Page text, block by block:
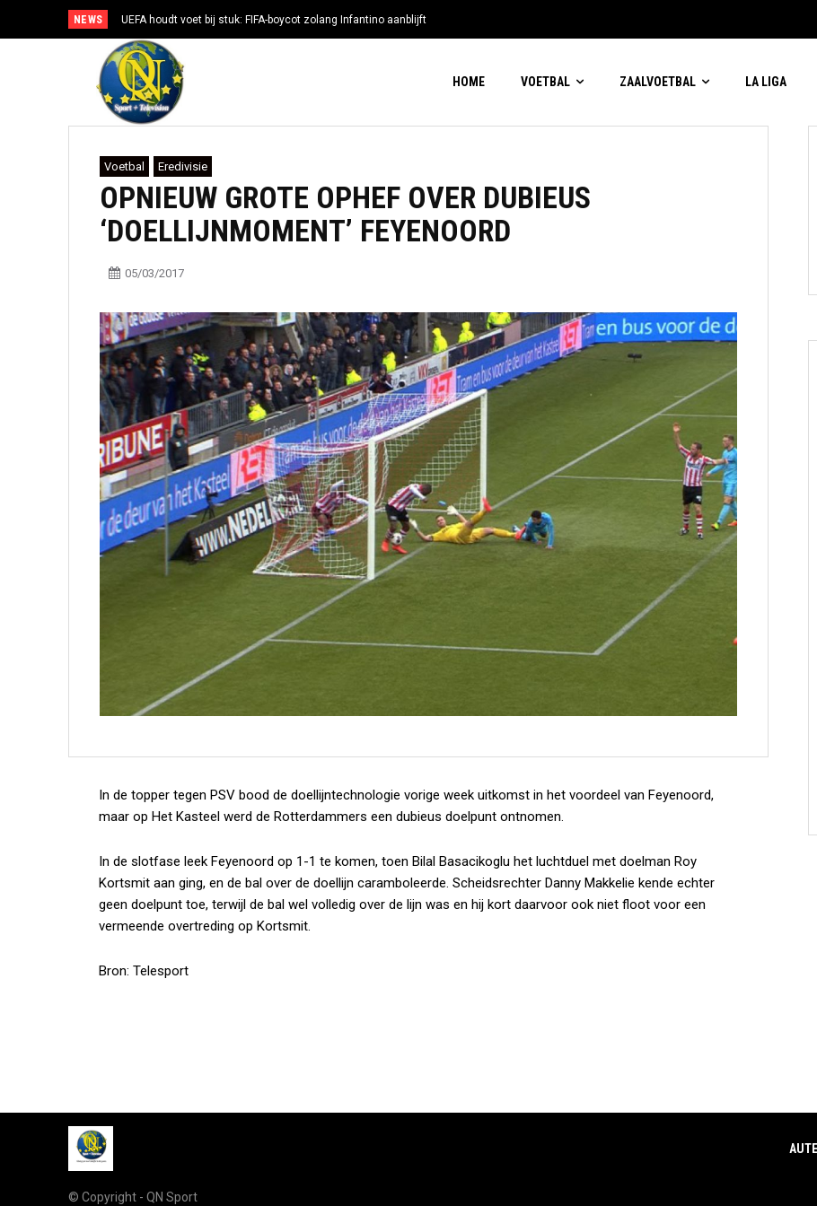
NEWS UEFA houdt voet bij stuk: FIFA-boycot zolang Infantino aanblijft
HOME VOETBAL ZAALVOETBAL LA LIGA
Voetbal Eredivisie
OPNIEUW GROTE OPHEF OVER DUBIEUS
‘DOELLIJNMOMENT’ FEYENOORD
05/03/2017
In de topper tegen PSV bood de doellijntechnologie vorige week uitkomst in het voordeel van Feyenoord,
maar op Het Kasteel werd de Rotterdammers een dubieus doelpunt ontnomen.
In de slotfase leek Feyenoord op 1-1 te komen, toen Bilal Basacikoglu het luchtduel met doelman Roy
Kortsmit aan ging, en de bal over de doellijn caramboleerde. Scheidsrechter Danny Makkelie kende echter
geen doelpunt toe, terwijl de bal wel volledig over de lijn was en hij kort daarvoor ook niet floot voor een
vermeende overtreding op Kortsmit.
Bron: Telesport
© Copyright - QN Sport